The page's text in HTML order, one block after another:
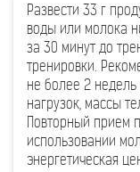
Развести 33 г
воды или молока
за 30 минут до
тренировки.
не более 2 недель
нагрузок, массы
Повторный прием
использовании
энергетическая